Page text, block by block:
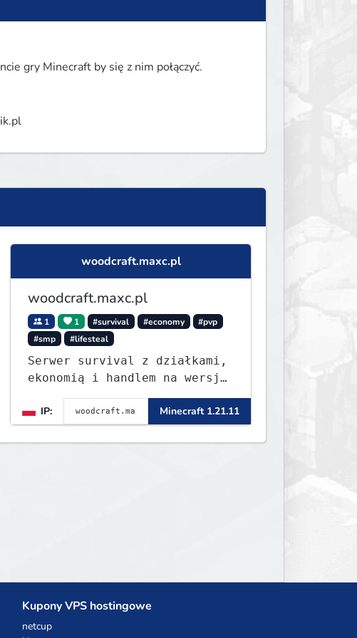
gry Minecraft by się z nim połączyć.
woodcraft.maxc.pl
woodcraft.maxc.pl
1 1 #survival #economy
#pvp
#smp
#lifesteal
Serwer survival z działkami,
ekonomią i handlem na wersję
IP:
Minecraft 1.21.11
Kupony VPS hostingowe
netcup